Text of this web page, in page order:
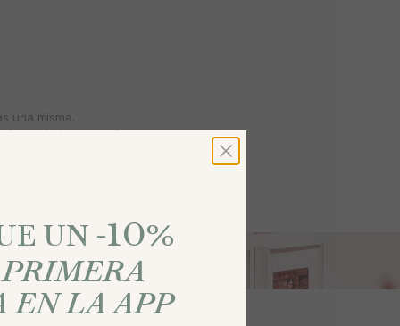
una misma.
de los pequeños
una gran ocasión.
mismas: seguras,
PAGA A PLAZOS
UN -10%
PRIMERA
EN LA APP